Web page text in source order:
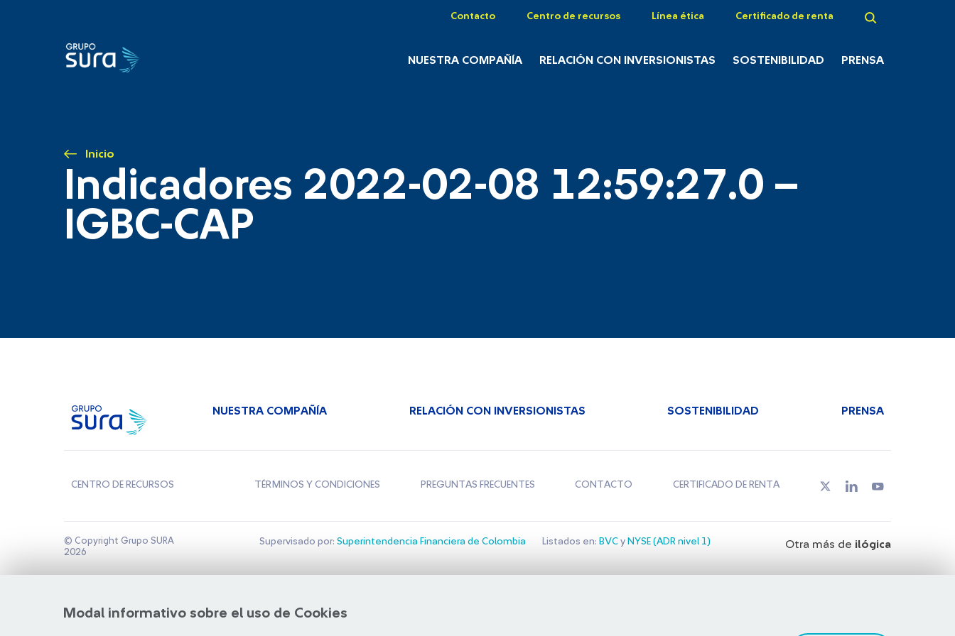
Contacto Centro de recursos Línea ética Certificado de renta
NUESTRA COMPAÑÍA RELACIÓN CON INVERSIONISTAS SOSTENIBILIDAD PRENSA
Inicio
Indicadores 2022-02-08 12:59:27.0 –
IGBC-CAP
Modal informativo sobre el uso de Cookies
NUESTRA COMPAÑÍA RELACIÓN CON INVERSIONISTAS SOSTENIBILIDAD PRENSA
CENTRO DE RECURSOS TÉRMINOS Y CONDICIONES PREGUNTAS FRECUENTES CONTACTO CERTIFICADO DE RENTA
© Copyright Grupo SURA
2026
Supervisado por: Superintendencia Financiera de Colombia Listados en: BVCy NYSE (ADR nivel 1) Otra más de ilógica